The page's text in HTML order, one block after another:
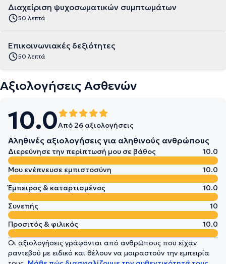
Διαχείριση ψυχοσωματικών συμπτωμάτων
50 λεπτά
Επικοινωνιακές δεξιότητες
50 λεπτά
Αξιολογήσεις Ασθενών
10.0Από 26 αξιολογήσεις
Αληθινές αξιολογήσεις για αληθινούς ανθρώπους
Διερεύνησε την περίπτωσή μου σε βάθος
10.0
Μου ενέπνευσε εμπιστοσύνη
10.0
Έμπειρος & καταρτισμένος
10.0
Συνεπής
10
Προσιτός & φιλικός
10.0
Οι αξιολογήσεις γράφονται από ανθρώπους που είχαν
ραντεβού με ειδικό και θέλουν να μοιραστούν την εμπειρία